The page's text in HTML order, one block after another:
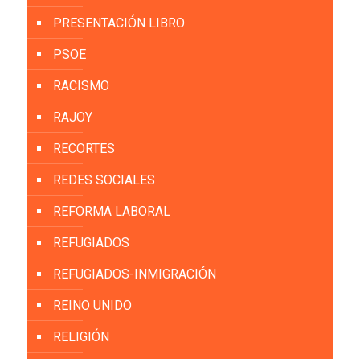
PRESENTACIÓN LIBRO
PSOE
RACISMO
RAJOY
RECORTES
REDES SOCIALES
REFORMA LABORAL
REFUGIADOS
REFUGIADOS-INMIGRACIÓN
REINO UNIDO
RELIGIÓN